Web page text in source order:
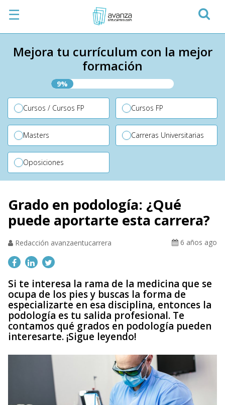
☰
Mejora tu currículum con la mejor
formación
9%
Cursos / Cursos FP Cursos FP
Masters Carreras Universitarias
Oposiciones
Grado en podología: ¿Qué
puede aportarte esta carrera?
Redacción avanzaentucarrera 6 años ago
Si te interesa la rama de la medicina que se
ocupa de los pies y buscas la forma de
especializarte en esa disciplina, entonces la
podología es tu salida profesional. Te
contamos qué grados en podología pueden
interesarte. ¡Sigue leyendo!